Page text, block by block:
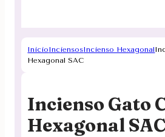
InicioInciensosIncienso Hexagonal
Hexagonal SAC
Incienso Gato
Hexagonal SAC